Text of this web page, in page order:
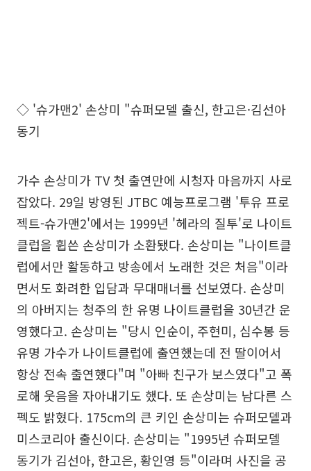
◇ '슈가맨2' 손상미 "슈퍼모델 출신, 한고은·김선아
동기
가수 손상미가 TV 첫 출연만에 시청자 마음까지 사로
잡았다. 29일 방영된 JTBC 예능프로그램 '투유 프로
젝트-슈가맨2'에서는 1999년 '헤라의 질투'로 나이트
클럽을 휩쓴 손상미가 소환됐다. 손상미는 "나이트클
럽에서만 활동하고 방송에서 노래한 것은 처음"이라
면서도 화려한 입담과 무대매너를 선보였다. 손상미
의 아버지는 청주의 한 유명 나이트클럽을 30년간 운
영했다고. 손상미는 "당시 인순이, 주현미, 심수봉 등
유명 가수가 나이트클럽에 출연했는데 전 딸이어서
항상 전속 출연했다"며 "아빠 친구가 보스였다"고 폭
로해 웃음을 자아내기도 했다. 또 손상미는 남다른 스
펙도 밝혔다. 175cm의 큰 키인 손상미는 슈퍼모델과
미스코리아 출신이다. 손상미는 "1995년 슈퍼모델
동기가 김선아, 한고은, 황인영 등"이라며 사진을 공